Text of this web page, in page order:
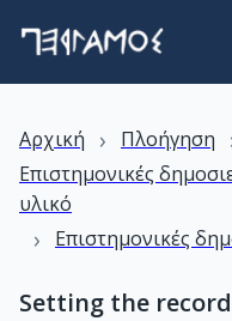
Αρχική › Πλοήγηση
Επιστημονικές
υλικό
› Επιστημονικές
Setting the